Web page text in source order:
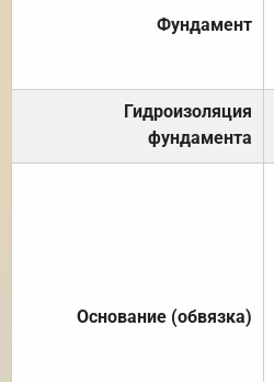
Фундамент
Гидроизоляция
фундамента
Основание (обвязка)